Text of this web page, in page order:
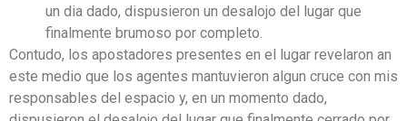
un dia dado, dispusieron un desalojo del lugar que
finalmente brumoso por completo.
Contudo, los apostadores presentes en el lugar revelaron an
este medio que los agentes mantuvieron algun cruce con mis
responsables del espacio y, en un momento dado,